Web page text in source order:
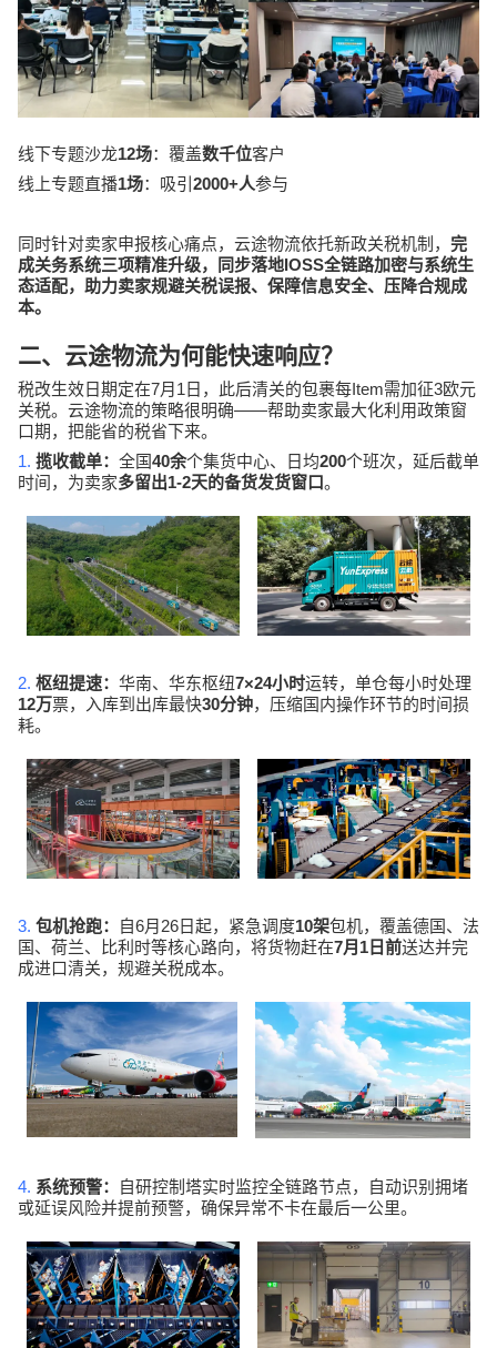
线下专题沙龙12场：覆盖数千位客户
线上专题直播1场：吸引 2000+人参与
同时针对卖家申报核心痛点，云途物流依托新政关税机制， 完
成关务系统三项精准升级，同步落地IOSS全链路加密与系统生
态适配，助力卖家规避关税误报、保障信息安全、压降合规成
本。
二、云途物流为何能快速响应？
税改生效日期定在7月 1 日，此后清关的包裹每Item需加征3欧元
关税。云途物流的策略很明确——帮助卖家最大化利用政策窗
口期，把能省的税省下来。
1. 揽收截单： 全国40余个集货中心、日均200个班次，延后截单
时间，为卖家多留出1-2天的备货发货窗口。
2. 枢纽提速： 华南、华东枢纽7×24小时运转，单仓每小时处理
12万票，入库到出库最快30分钟，压缩国内操作环节的时间损
耗。
3. 包机抢跑： 自6月 26日起，紧急调度10架包机，覆盖德国、法
国、荷兰、比利时等核心路向，将货物赶在7月 1 日前送达并完
成进口清关，规避关税成本。
4. 系统预警：
自研控制塔实时监控全链路节点，自动识别拥堵
或延误风险并提前预警，确保异常不卡在最后一公里。